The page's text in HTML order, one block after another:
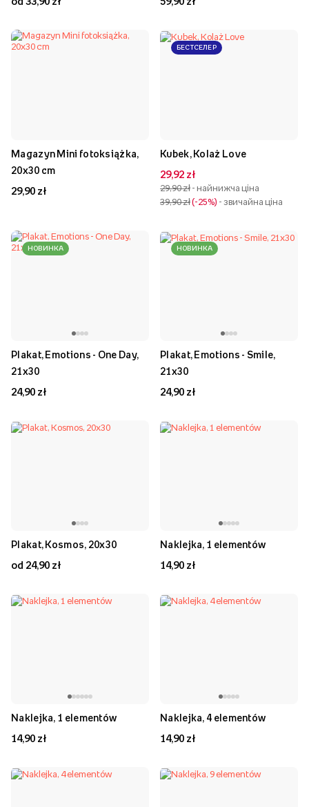
Magazyn Mini fotoksiążka,
20x30 cm
29,90 zł
БЕСТСЕЛЕР
Kubek, Kolaż Love
29,92 zł
29,90 zł - найнижча ціна
39,90 zł -25% - звичайна ціна
НОВИНКА
Plakat, Emotions - One Day,
21x30
24,90 zł
НОВИНКА
Plakat, Emotions - Smile,
21x30
24,90 zł
Plakat, Kosmos, 20x30
od 24,90 zł
Naklejka, 1 elementów
14,90 zł
Naklejka, 1 elementów
14,90 zł
Naklejka, 4 elementów
14,90 zł